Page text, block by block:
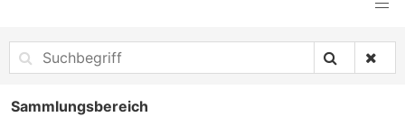
Sammlungsbereich